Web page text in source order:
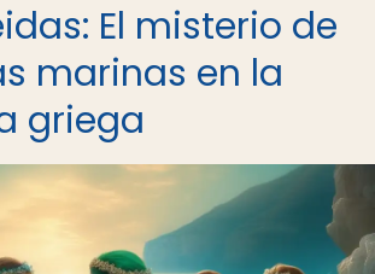
El misterio de
marinas en la
griega